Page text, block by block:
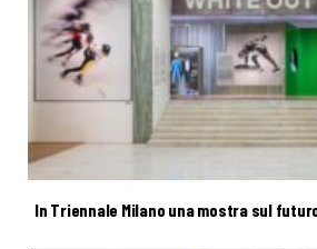
In Triennale Milano una mostra sul